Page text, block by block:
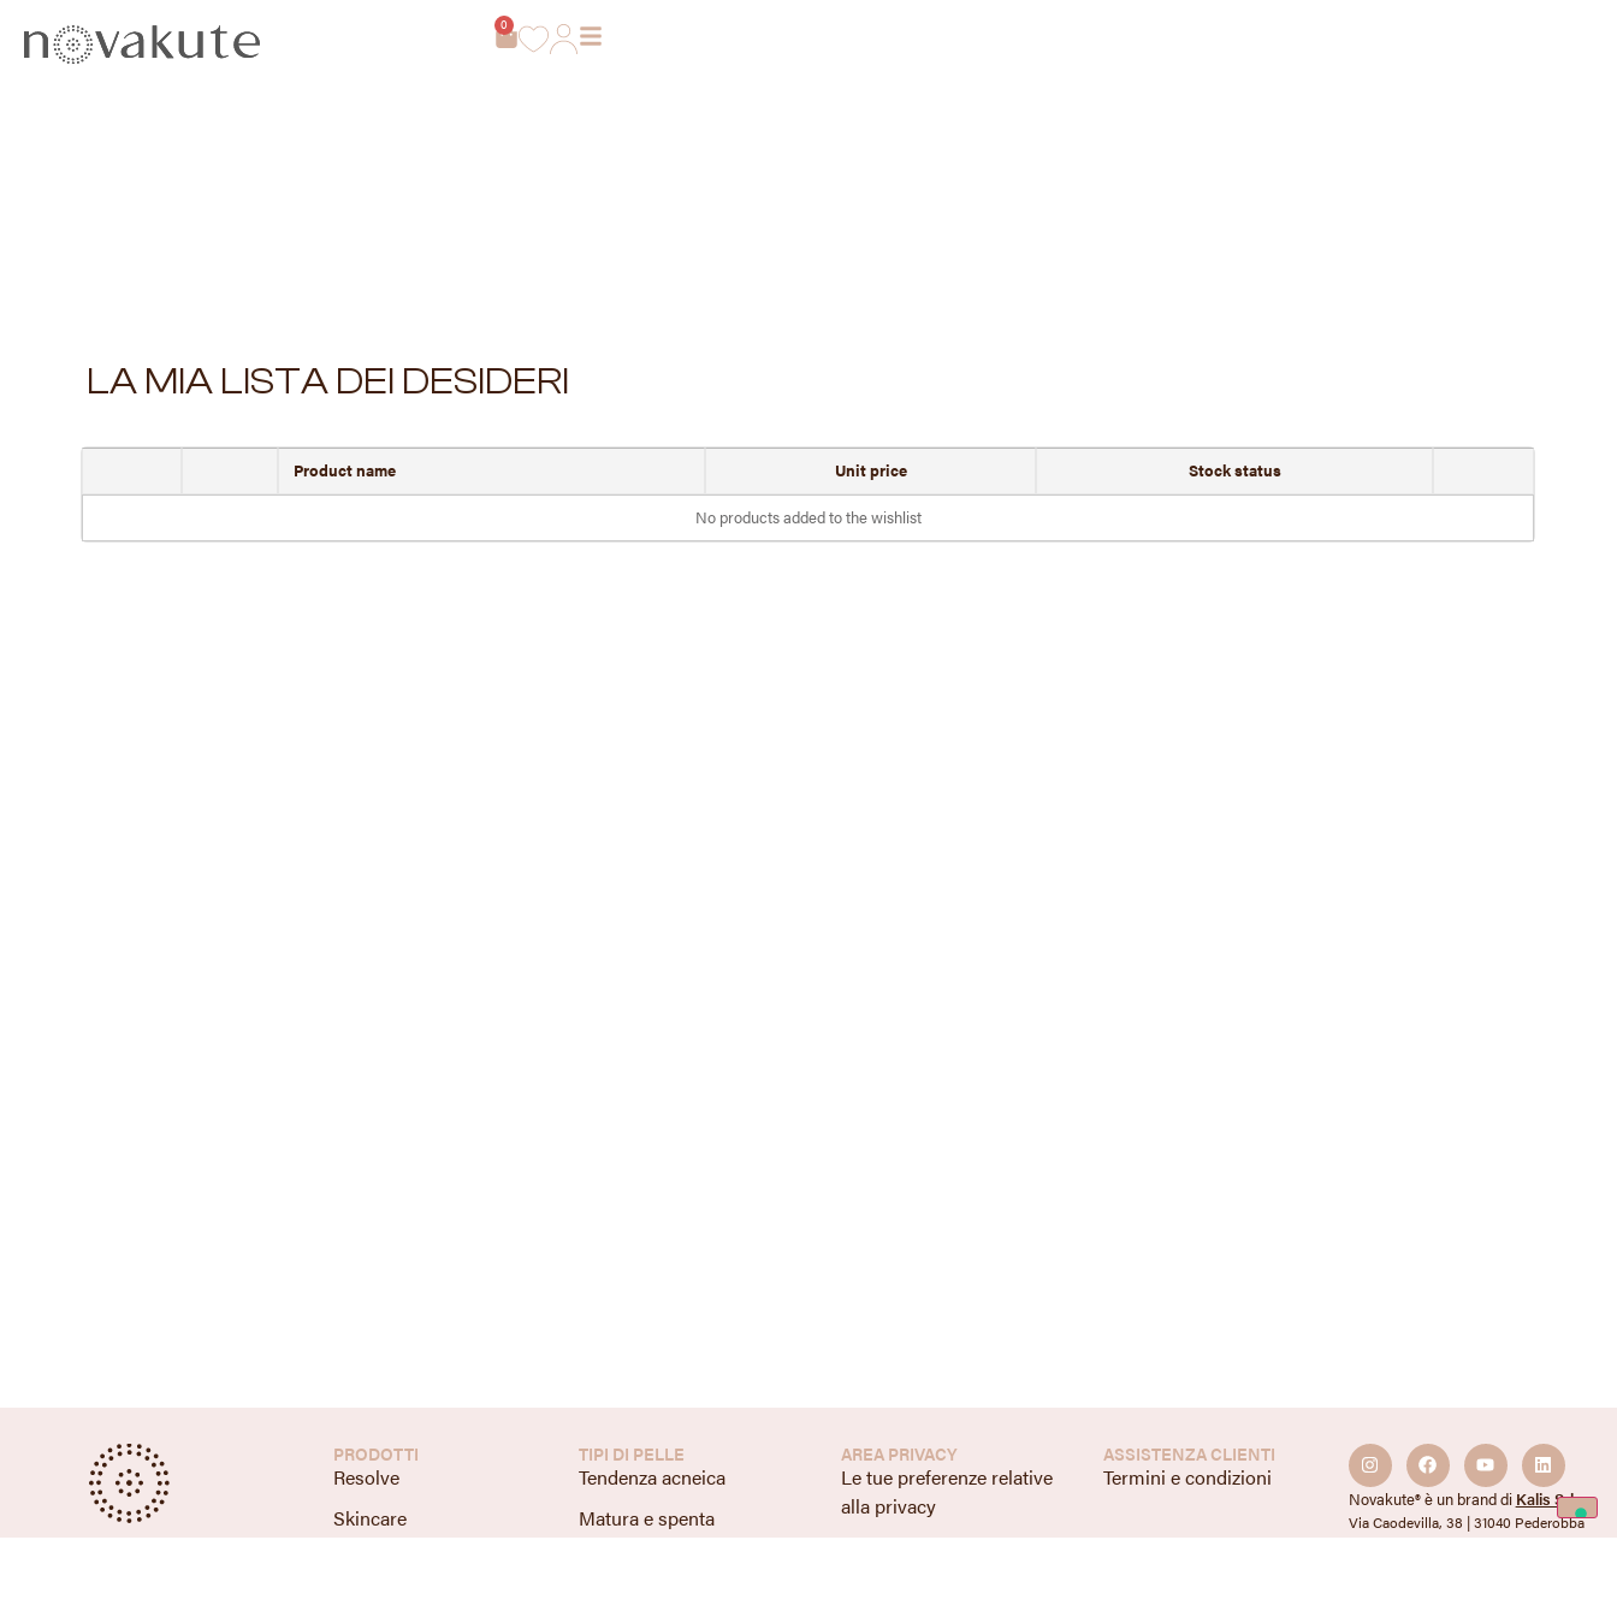
0
LA MIA LISTA DEI DESIDERI
Product name Unit price Stock status
No products added to the wishlist
PRODOTTI
Resolve
Skincare
TIPI DI PELLE
Tendenza acneica
Matura e spenta
AREA PRIVACY
Le tue preferenze relative
alla privacy
ASSISTENZA CLIENTI
Termini e condizioni
Novakute® è un brand di Kalis Srl
Via Caodevilla, 38 | 31040 Pederobba